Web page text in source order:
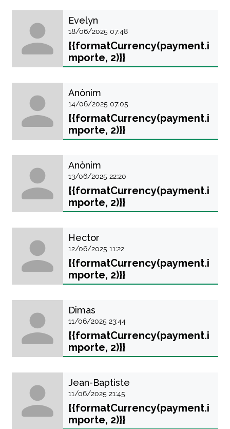
Evelyn
18/06/2025 07:48
{{formatCurrency(payment.i
mporte, 2)}}
Anònim
14/06/2025 07:05
{{formatCurrency(payment.i
mporte, 2)}}
Anònim
13/06/2025 22:20
{{formatCurrency(payment.i
mporte, 2)}}
Hector
12/06/2025 11:22
{{formatCurrency(payment.i
mporte, 2)}}
Dimas
11/06/2025 23:44
{{formatCurrency(payment.i
mporte, 2)}}
Jean-Baptiste
11/06/2025 21:45
{{formatCurrency(payment.i
mporte, 2)}}